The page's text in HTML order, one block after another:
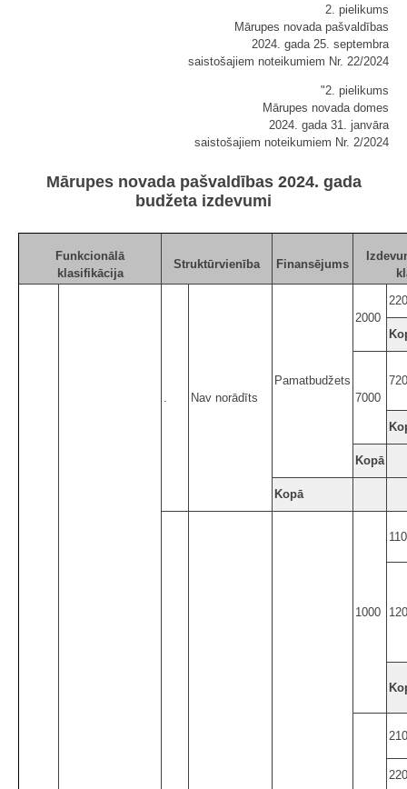
2. pielikums
Mārupes novada pašvaldības
2024. gada 25. septembra
saistošajiem noteikumiem Nr. 22/2024
"2. pielikums
Mārupes novada domes
2024. gada 31. janvāra
saistošajiem noteikumiem Nr. 2/2024
Mārupes novada pašvaldības 2024. gada
budžeta izdevumi
Funkcionālā
klasifikācija
Struktūrvienība Finansējums
Nav norādīts
Pamatbudžets
2000
7000
Kopā
Kopā
1000